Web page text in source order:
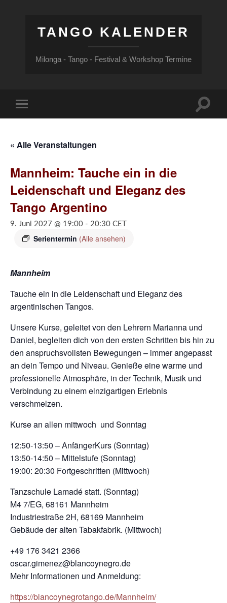
TANGO KALENDER
Milonga - Tango - Festival & Workshop Termine
Menü
« Alle Veranstaltungen
Mannheim: Tauche ein in die
Leidenschaft und Eleganz des
Tango Argentino
9. Juni 2027 @ 19:00 - 20:30 CET
Serientermin (Alle ansehen)
Mannheim
Tauche ein in die Leidenschaft und Eleganz des
argentinischen Tangos.
Unsere Kurse, geleitet von den Lehrern Marianna und
Daniel, begleiten dich von den ersten Schritten bis hin zu
den anspruchsvollsten Bewegungen – immer angepasst
an dein Tempo und Niveau. Genieße eine warme und
professionelle Atmosphäre, in der Technik, Musik und
Verbindung zu einem einzigartigen Erlebnis
verschmelzen.
Kurse an allen mittwoch und Sonntag
12:50-13:50 – AnfängerKurs (Sonntag)
13:50-14:50 – Mittelstufe (Sonntag)
19:00: 20:30 Fortgeschritten (Mittwoch)
Tanzschule Lamadé statt. (Sonntag)
M4 7/EG, 68161 Mannheim
Industriestraße 2H, 68169 Mannheim
Gebäude der alten Tabakfabrik. (Mittwoch)
+49 176 3421 2366
oscar.gimenez@blancoynegro.de
Mehr Informationen und Anmeldung:
https://blancoynegrotango.de/Mannheim/